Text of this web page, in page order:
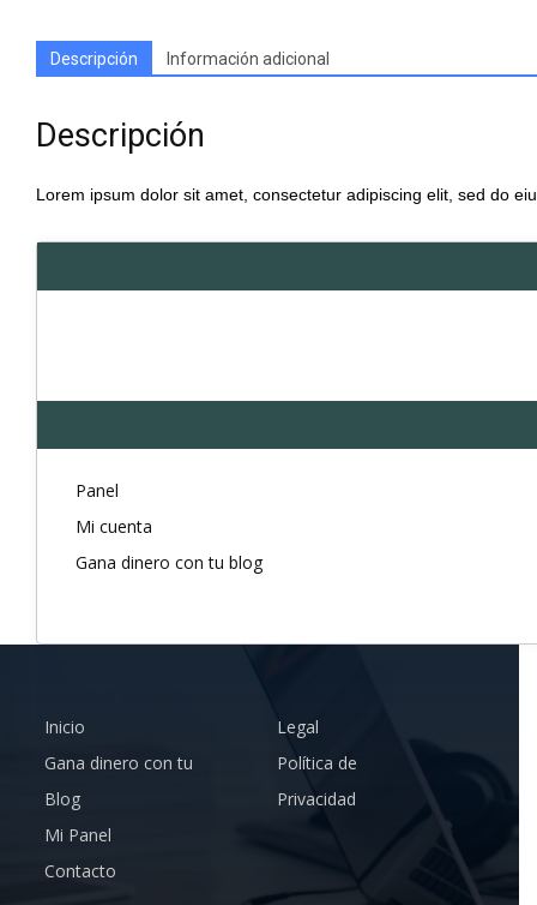
Descripción Información adicional
Descripción
Lorem ipsum dolor sit amet, consectetur adipiscing elit, sed do
Panel
Mi cuenta
Gana dinero con tu blog
Inicio
Gana dinero con tu
Blog
Mi Panel
Contacto
Legal
Política de
Privacidad